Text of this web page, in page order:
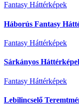
Fantasy Háttérképek
Háborús Fantasy
Fantasy Háttérképek
Sárkányos
Fantasy Háttérképek
Lebilincselő